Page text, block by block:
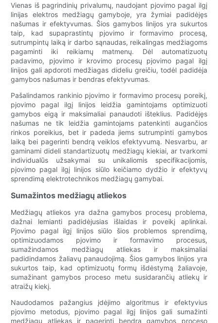
Vienas iš pagrindinių privalumų, naudojant pjovimo pagal ilgį
linijas elektros medžiagų gamyboje, yra žymiai padidėjęs
našumas ir efektyvumas. Šios gamybos linijos yra sukurtos
taip, kad supaprastintų pjovimo ir formavimo procesą,
sutrumpintų laiką ir darbo sąnaudas, reikalingas medžiagoms
pagaminti iki reikiamų matmenų. Dėl automatizuotų
padavimo, pjovimo ir krovimo procesų pjovimo pagal ilgį
linijos gali apdoroti medžiagas dideliu greičiu, todėl padidėja
gamybos našumas ir bendras efektyvumas.
Pašalindamos rankinio pjovimo ir formavimo procesų poreikį,
pjovimo pagal ilgį linijos leidžia gamintojams optimizuoti
gamybos eigą ir maksimaliai panaudoti išteklius. Padidėjęs
našumas ne tik leidžia gamintojams patenkinti augančios
rinkos poreikius, bet ir padeda jiems sutrumpinti gamybos
laiką bei pagerinti bendrą veiklos efektyvumą. Nesvarbu, ar
gaminami dideli standartizuotų medžiagų kiekiai, ar tvarkomi
individualūs užsakymai su unikaliomis specifikacijomis,
pjovimo pagal ilgį linijos siūlo keičiamo dydžio ir efektyvų
sprendimą elektrotechnikos medžiagų gamybai.
Sumažintos medžiagų atliekos
Medžiagų atliekos yra dažna gamybos procesų problema,
dažnai lemianti padidėjusias išlaidas ir poveikį aplinkai.
Pjovimo pagal ilgį linijos siūlo šios problemos sprendimą,
optimizuodamos pjovimo ir formavimo procesus,
sumažindamos medžiagų atliekas ir maksimaliai
padidindamos žaliavų panaudojimą. Šios gamybos linijos yra
sukurtos taip, kad optimizuotų formų išdėstymą žaliavoje,
sumažinant gamybos proceso metu susidarančių atliekų ir
atraižų kiekį.
Naudodamos pažangius įdėjimo algoritmus ir efektyvius
pjovimo metodus, pjovimo pagal ilgį linijos gali sumažinti
medžiagų atliekas ir pagerinti bendrą gamybos proceso